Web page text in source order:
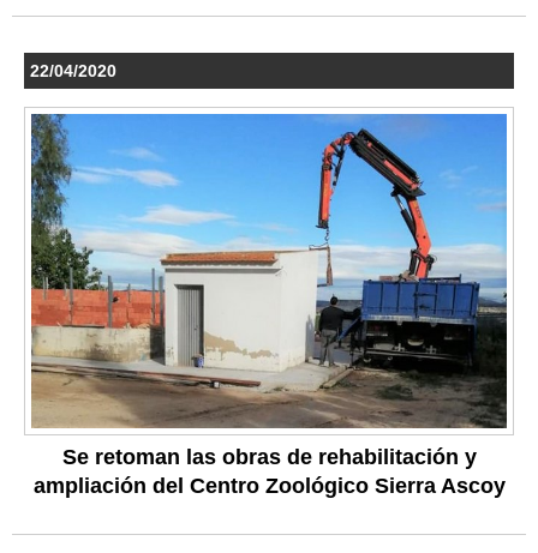
22/04/2020
Se retoman las obras de rehabilitación y
ampliación del Centro Zoológico Sierra Ascoy